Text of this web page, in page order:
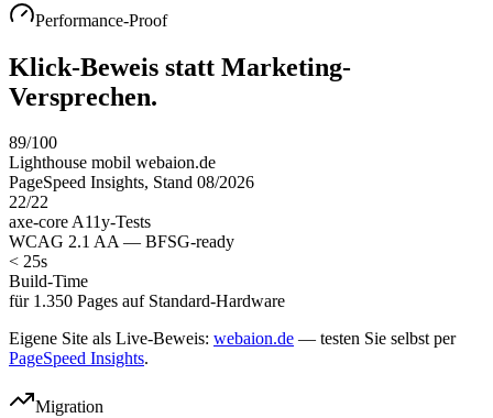
Performance-Proof
Klick-Beweis statt Marketing-
Versprechen.
89/100
Lighthouse mobil webaion.de
PageSpeed Insights, Stand 08/2026
22/22
axe-core A11y-Tests
WCAG 2.1 AA — BFSG-ready
< 25s
Build-Time
für 1.350 Pages auf Standard-Hardware
Eigene Site als Live-Beweis: webaion.de — testen Sie selbst per
PageSpeed Insights.
Migration